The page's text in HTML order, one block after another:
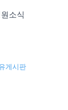
소식
게시판